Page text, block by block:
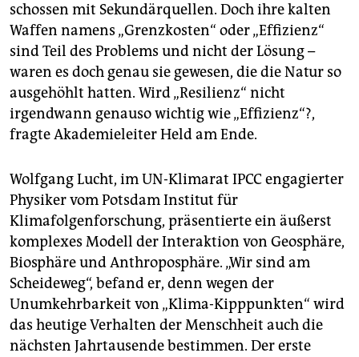
schossen mit Sekundärquellen. Doch ihre kalten
Waffen namens „Grenzkosten“ oder „Effizienz“
sind Teil des Problems und nicht der Lösung –
waren es doch genau sie gewesen, die die Natur so
ausgehöhlt hatten. Wird „Resilienz“ nicht
irgendwann genauso wichtig wie „Effizienz“?,
fragte Akademieleiter Held am Ende.
Wolfgang Lucht, im UN-Klimarat IPCC engagierter
Physiker vom Potsdam Institut für
Klimafolgenforschung, präsentierte ein äußerst
komplexes Modell der Interaktion von Geosphäre,
Biosphäre und Anthroposphäre. „Wir sind am
Scheideweg“, befand er, denn wegen der
Unumkehrbarkeit von „Klima-Kipppunkten“ wird
das heutige Verhalten der Menschheit auch die
nächsten Jahrtausende bestimmen. Der erste